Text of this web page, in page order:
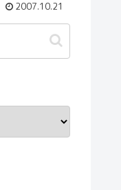
2007.10.21